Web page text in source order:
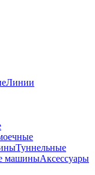
Линии
Туннельные
машиныАксессуары